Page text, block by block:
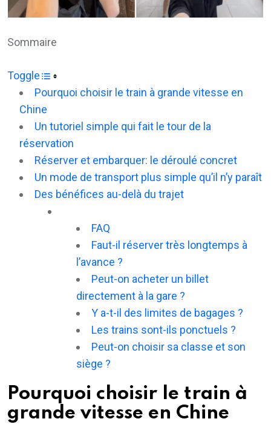
Sommaire
Toggle
Pourquoi choisir le train à grande vitesse en
Chine
Un tutoriel simple qui fait le tour de la
réservation
Réserver et embarquer: le déroulé concret
Un mode de transport plus simple qu’il n’y paraît
Des bénéfices au-delà du trajet
FAQ
Faut-il réserver très longtemps à
l’avance ?
Peut-on acheter un billet
directement à la gare ?
Y a-t-il des limites de bagages ?
Les trains sont-ils ponctuels ?
Peut-on choisir sa classe et son
siège ?
Pourquoi choisir le train à
grande vitesse en Chine